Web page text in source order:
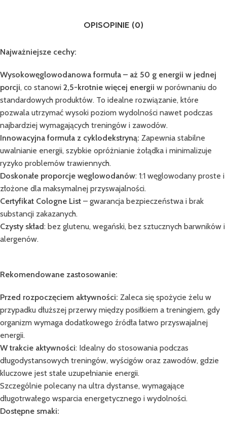
OPISOPINIE (0)
Najważniejsze cechy:
Wysokowęglowodanowa formuła – aż 50 g energii w jednej
porcji, co stanowi 2,5-krotnie więcej energii w porównaniu do
standardowych produktów. To idealne rozwiązanie, które
pozwala utrzymać wysoki poziom wydolności nawet podczas
najbardziej wymagających treningów i zawodów.
Innowacyjna formuła z cyklodekstryną: Zapewnia stabilne
uwalnianie energii, szybkie opróżnianie żołądka i minimalizuje
ryzyko problemów trawiennych.
Doskonałe proporcje węglowodanów: 1:1 węglowodany proste i
złożone dla maksymalnej przyswajalności.
Certyfikat Cologne List – gwarancja bezpieczeństwa i brak
substancji zakazanych.
Czysty skład: bez glutenu, wegański, bez sztucznych barwników i
alergenów.
Rekomendowane zastosowanie:
Przed rozpoczęciem aktywności: Zaleca się spożycie żelu w
przypadku dłuższej przerwy między posiłkiem a treningiem, gdy
organizm wymaga dodatkowego źródła łatwo przyswajalnej
energii.
W trakcie aktywności: Idealny do stosowania podczas
długodystansowych treningów, wyścigów oraz zawodów, gdzie
kluczowe jest stałe uzupełnianie energii.
Szczególnie polecany na ultra dystanse, wymagające
długotrwałego wsparcia energetycznego i wydolności.
Dostępne smaki: